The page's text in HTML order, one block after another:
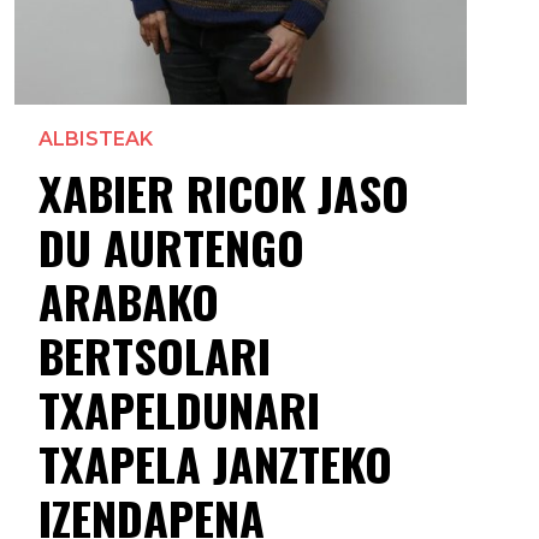
ALBISTEAK
XABIER RICOK JASO
DU AURTENGO
ARABAKO
BERTSOLARI
TXAPELDUNARI
TXAPELA JANZTEKO
IZENDAPENA